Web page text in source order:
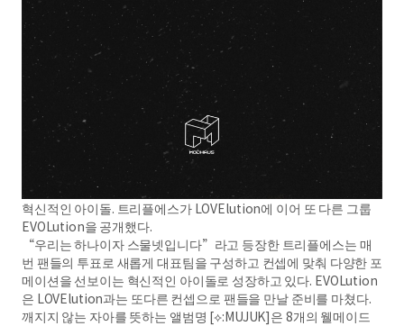
혁신적인 아이돌. 트리플에스가 LOVElution에 이어 또 다른 그룹
EVOLution을 공개했다.
“우리는 하나이자 스물넷입니다”라고 등장한 트리플에스는 매
번 팬들의 투표로 새롭게 대표팀을 구성하고 컨셉에 맞춰 다양한 포
메이션을 선보이는 혁신적인 아이돌로 성장하고 있다. EVOLution
은 LOVElution과는 또다른 컨셉으로 팬들을 만날 준비를 마쳤다.
깨지지 않는 자아를 뜻하는 앨범명 [⟡:MUJUK]은 8개의 웰메이드